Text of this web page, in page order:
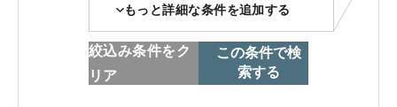
点検・整備のご予約
各店舗へのお問い合わせ
もっと詳細な条件を追加する
絞込み条件をク
リア
この条件で検
索する